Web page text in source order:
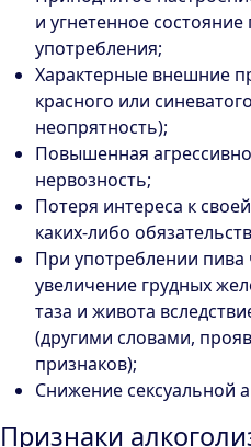
и угнетенное
употребления;
Характерные внешние
красного или
неопрятность);
Повышенная
нервозность;
Потеря интереса к
каких-либо
При употреблении пива
увеличение грудных
таза и живота
(другими словами,
признаков);
Снижение сексуальной
Признаки